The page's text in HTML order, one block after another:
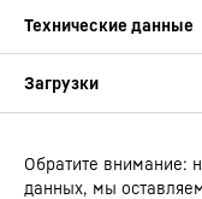
Обратите внимание:
данных, мы